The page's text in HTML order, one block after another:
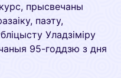
прысвечаны
паэту,
Уладзіміру
95-годдзю з дня